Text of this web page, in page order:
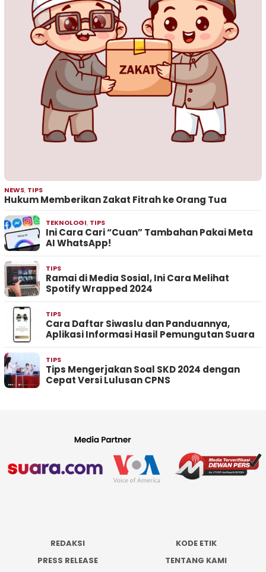
NEWS, TIPS
Hukum Memberikan Zakat Fitrah ke Orang Tua
TEKNOLOGI, TIPS
Ini Cara Cari “Cuan” Tambahan Pakai Meta
AI WhatsApp!
TIPS
Ramai di Media Sosial, Ini Cara Melihat
Spotify Wrapped 2024
TIPS
Cara Daftar Siwaslu dan Panduannya,
Aplikasi Informasi Hasil Pemungutan Suara
TIPS
Tips Mengerjakan Soal SKD 2024 dengan
Cepat Versi Lulusan CPNS
REDAKSI
KODE ETIK
PRESS RELEASE
TENTANG KAMI